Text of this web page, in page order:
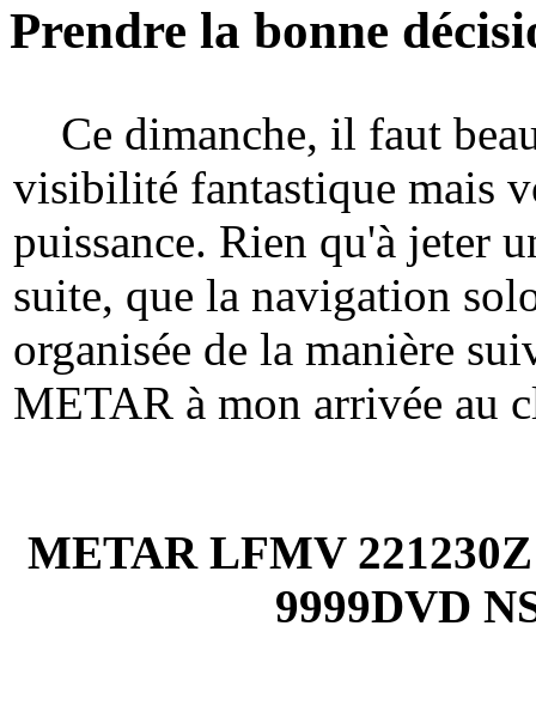
Prendre la bonne
Ce dimanche, il faut
visibilité fantastique mais
puissance. Rien qu'à jeter
suite, que la navigation
organisée de la manière
METAR à mon arrivée au
METAR LFMV
9999DVD